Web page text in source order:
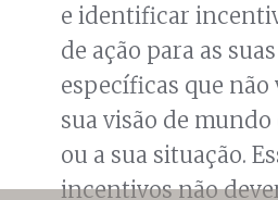
e identificar
de ação para as
específicas que não
sua visão de
ou a sua situação.
incentivos não